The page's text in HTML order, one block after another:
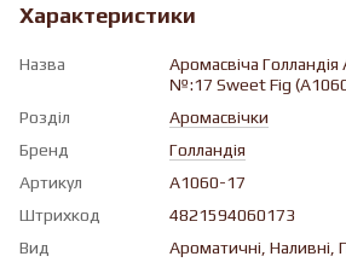
Характеристики
Назва
Аромасвіча Голландiя
№:17 Sweet Fig
Розділ
Аромасвічки
Бренд
Голландія
Артикул
A1060-17
Штрихкод
4821594060173
Вид
Ароматичнi, Наливні,